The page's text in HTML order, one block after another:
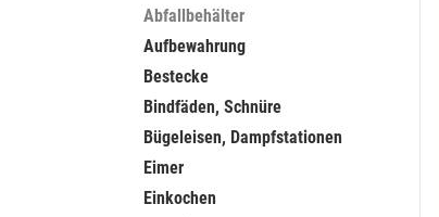
Abfallbehälter
Aufbewahrung
Bestecke
Bindfäden, Schnüre
Bügeleisen, Dampfstationen
Eimer
Einkochen